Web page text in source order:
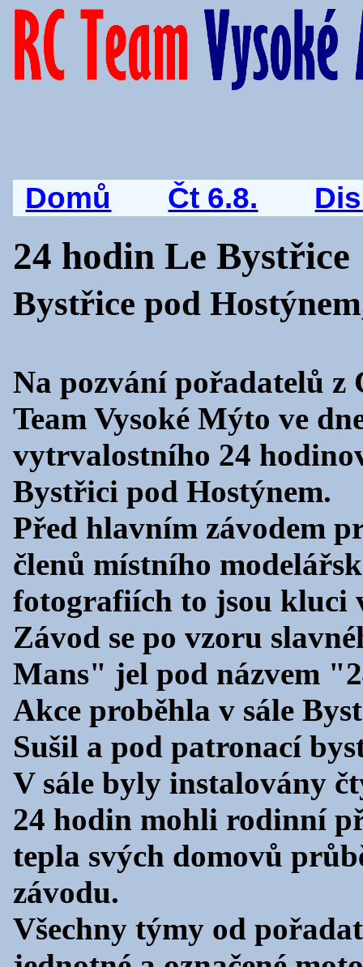
Domů Čt 6.8.
24 hodin Le Bystřice
Bystřice pod
Na pozvání pořadatelů z
Team Vysoké Mýto ve
vytrvalostního 24
Bystřici pod Hostýnem.
Před hlavním závodem
členů místního
fotografiích to jsou kluci
Závod se po vzoru
Mans" jel pod názvem
Akce proběhla v sále
Sušil a pod patronací
V sále byly instalovány
24 hodin mohli rodinní
tepla svých domovů
závodu.
Všechny týmy od